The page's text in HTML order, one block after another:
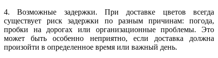
4. Возможные задержки. При доставке цветов всегда
существует риск задержки по разным причинам: погода,
пробки на дорогах или организационные проблемы. Это
может быть особенно неприятно, если доставка должна
произойти в определенное время или важный день.